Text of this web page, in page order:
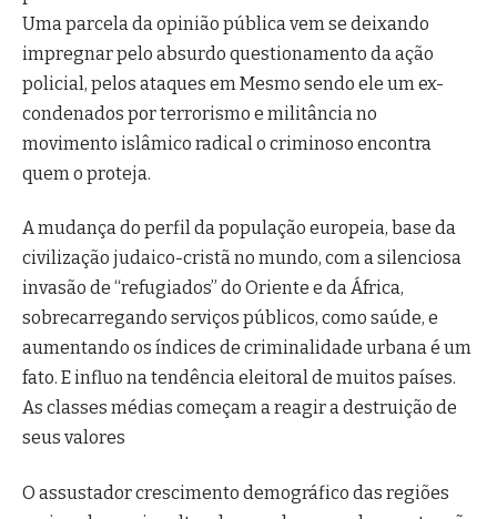
Uma parcela da opinião pública vem se deixando
impregnar pelo absurdo questionamento da ação
policial, pelos ataques em Mesmo sendo ele um ex-
condenados por terrorismo e militância no
movimento islâmico radical o criminoso encontra
quem o proteja.
A mudança do perfil da população europeia, base da
civilização judaico-cristã no mundo, com a silenciosa
invasão de “refugiados” do Oriente e da África,
sobrecarregando serviços públicos, como saúde, e
aumentando os índices de criminalidade urbana é um
fato. E influo na tendência eleitoral de muitos países.
As classes médias começam a reagir a destruição de
seus valores
O assustador crescimento demográfico das regiões